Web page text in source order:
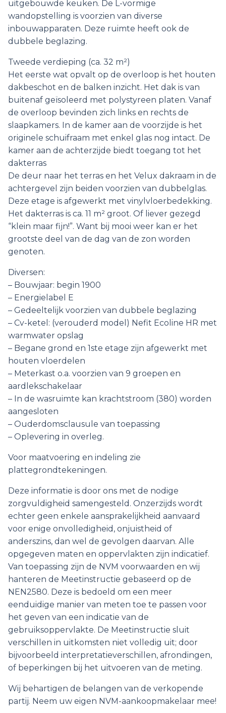
uitgebouwde keuken. De L-vormige
wandopstelling is voorzien van diverse
inbouwapparaten. Deze ruimte heeft ook de
dubbele beglazing.
Tweede verdieping (ca. 32 m²)
Het eerste wat opvalt op de overloop is het houten
dakbeschot en de balken inzicht. Het dak is van
buitenaf geïsoleerd met polystyreen platen. Vanaf
de overloop bevinden zich links en rechts de
slaapkamers. In de kamer aan de voorzijde is het
originele schuifraam met enkel glas nog intact. De
kamer aan de achterzijde biedt toegang tot het
dakterras
De deur naar het terras en het Velux dakraam in de
achtergevel zijn beiden voorzien van dubbelglas.
Deze etage is afgewerkt met vinylvloerbedekking.
Het dakterras is ca. 11 m² groot. Of liever gezegd
“klein maar fijn!”. Want bij mooi weer kan er het
grootste deel van de dag van de zon worden
genoten.
Diversen:
– Bouwjaar: begin 1900
– Energielabel E
– Gedeeltelijk voorzien van dubbele beglazing
– Cv-ketel: (verouderd model) Nefit Ecoline HR met
warmwater opslag
– Begane grond en 1ste etage zijn afgewerkt met
houten vloerdelen
– Meterkast o.a. voorzien van 9 groepen en
aardlekschakelaar
– In de wasruimte kan krachtstroom (380) worden
aangesloten
– Ouderdomsclausule van toepassing
– Oplevering in overleg.
Voor maatvoering en indeling zie
plattegrondtekeningen.
Deze informatie is door ons met de nodige
zorgvuldigheid samengesteld. Onzerzijds wordt
echter geen enkele aansprakelijkheid aanvaard
voor enige onvolledigheid, onjuistheid of
anderszins, dan wel de gevolgen daarvan. Alle
opgegeven maten en oppervlakten zijn indicatief.
Van toepassing zijn de NVM voorwaarden en wij
hanteren de Meetinstructie gebaseerd op de
NEN2580. Deze is bedoeld om een meer
eenduidige manier van meten toe te passen voor
het geven van een indicatie van de
gebruiksoppervlakte. De Meetinstructie sluit
verschillen in uitkomsten niet volledig uit; door
bijvoorbeeld interpretatieverschillen, afrondingen,
of beperkingen bij het uitvoeren van de meting.
Wij behartigen de belangen van de verkopende
partij. Neem uw eigen NVM-aankoopmakelaar mee!